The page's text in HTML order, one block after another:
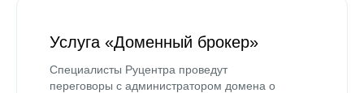
Услуга «Доменный брокер»
Специалисты Руцентра проведут
переговоры с администратором домена о